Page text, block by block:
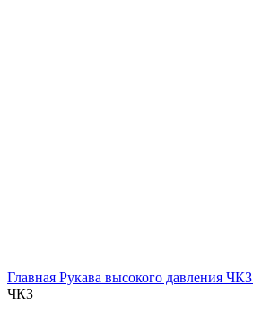
Главная Рукава высокого давления ЧКЗ
ЧКЗ